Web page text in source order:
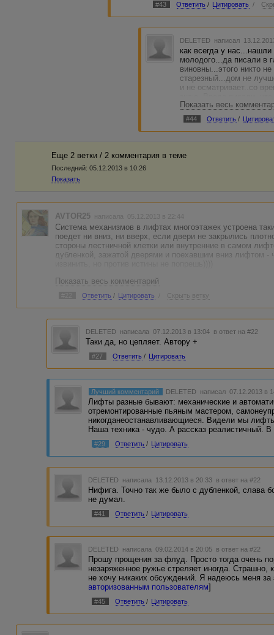
#43 Ответить / Цитировать /
DELETED написал
как всегда у
молодого...да писали в
виновны...этого никто
старезный...дом не
и не осматривает..со
молодой..но его там
Показать весь
#44 Ответить /
Еще 2 ветки / 2 комментария в темe
Последний: 05.12.2013 в 10:26
Показать
AVTOR25 написала 05.12.2013 в 22:44
Система механизмов в лифтах многоэтажек устроена
поедет ни вниз, ни вверх, если двери не закрылись
стороны лестничной клетки или внутренние в самом
дубленкой, зажатой дверями и поехавшим вниз лифтом
Показать весь комментарий
Ответить / Цитировать Скрыть ветку
DELETED написала 07.12.2013 в 13:04 в ответ на #22
Таки да, но цепляет. Автору +
#27 Ответить / Цитировать
Лучший комментарий DELETED написал 07.12.2013 в
Лифты разные бывают: механические и
отремонтированные пьяным мастером,
никогданеостанавливающиеся. Видели мы
Наша техника - чудо. А рассказ реалистичный.
#29 Ответить / Цитировать
DELETED написала 13.12.2013 в 20:33 в ответ на #22
Нифига. Точно так же было с дубленкой, слава
не думал.
#41 Ответить / Цитировать
DELETED написала 09.02.2014 в 20:05 в ответ на #22
Прошу прощения за флуд. Просто тогда очень
незаряженное ружье стреляет иногда.
не хочу никаких обсуждений. Я надеюсь меня за
авторизованным пользователям]
#45 Ответить / Цитировать